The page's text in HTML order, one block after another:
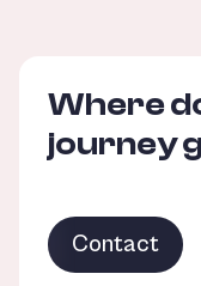
Where
journey
Contact